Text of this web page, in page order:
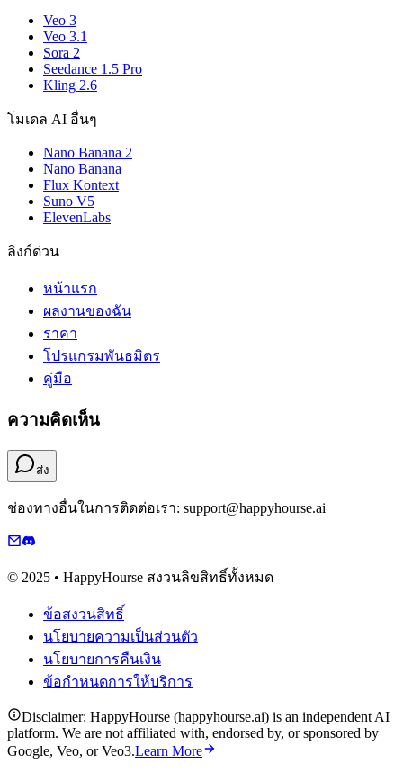
Veo 3
Veo 3.1
Sora 2
Seedance 1.5 Pro
Kling 2.6
โมเดล AI อื่นๆ
Nano Banana 2
Nano Banana
Flux Kontext
Suno V5
ElevenLabs
ลิงก์ด่วน
หน้าแรก
ผลงานของฉัน
ราคา
โปรแกรมพันธมิตร
คู่มือ
ความคิดเห็น
ส่ง
ช่องทางอื่นในการติดต่อเรา: support@happyhourse.ai
© 2025 • HappyHourse สงวนลิขสิทธิ์ทั้งหมด
ข้อสงวนสิทธิ์
นโยบายความเป็นส่วนตัว
นโยบายการคืนเงิน
ข้อกำหนดการให้บริการ
Disclaimer: HappyHourse (happyhourse.ai) is an independent AI
platform. We are not affiliated with, endorsed by, or sponsored by
Google, Veo, or Veo3.Learn More